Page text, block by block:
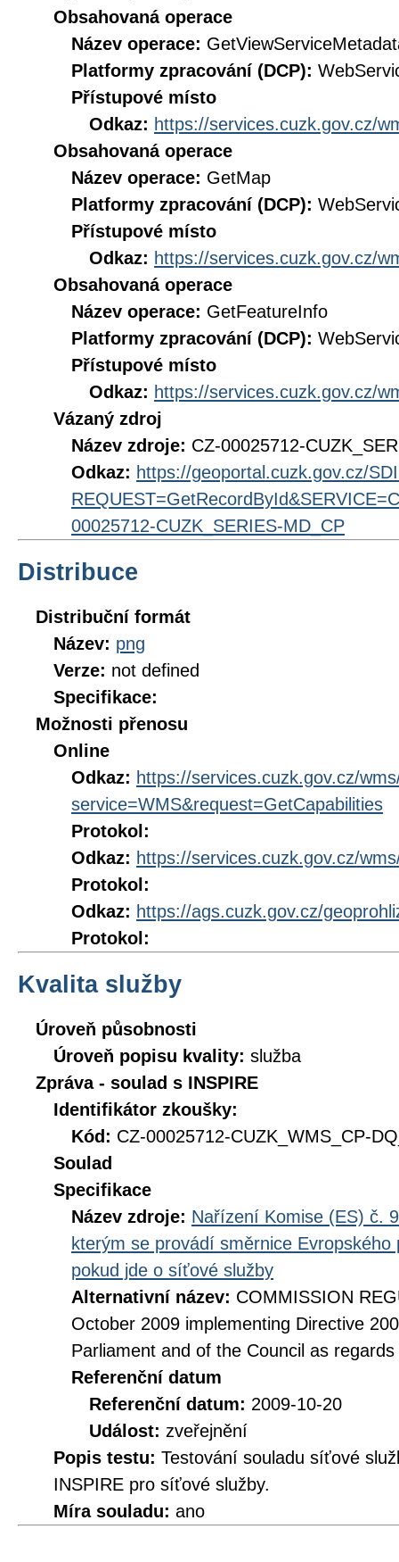
Obsahovaná operace
Název operace:
Platformy zpracování (DCP):
Přístupové místo
Odkaz: https://services.cuzk.gov.cz/
Obsahovaná operace
Název operace: GetMap
Platformy zpracování (DCP):
Přístupové místo
Odkaz: https://services.cuzk.gov.cz/
Obsahovaná operace
Název operace: GetFeatureInfo
Platformy zpracování (DCP):
Přístupové místo
Odkaz: https://services.cuzk.gov.cz/
Vázaný zdroj
Název zdroje: CZ-00025712-
Odkaz: https://geoportal.cuzk.gov.cz/
00025712-CUZK_SERIES-MD_CP
Distribuce
Distribuční formát
Název: png
Verze: not defined
Specifikace:
Možnosti přenosu
Online
Odkaz: https://services.cuzk.gov.cz/
service=WMS&request=GetCapabilities
Protokol:
Odkaz: https://services.cuzk.gov.cz/
Protokol:
Odkaz: https://ags.cuzk.gov.cz/
Protokol:
Kvalita služby
Úroveň působnosti
Úroveň popisu kvality: služba
Zpráva - soulad s INSPIRE
Identifikátor zkoušky:
Kód: CZ-00025712-CUZK_WMS_CP-
Soulad
Specifikace
Název zdroje: Nařízení Komise (ES) č.
kterým se provádí směrnice
pokud jde o síťové služby
Alternativní název: COMMISSION
October 2009 implementing Directive
Parliament and of the Council as
Referenční datum
Referenční datum: 2009-10-20
Událost: zveřejnění
Popis testu: Testování souladu síťové
INSPIRE pro síťové služby.
Míra souladu: ano